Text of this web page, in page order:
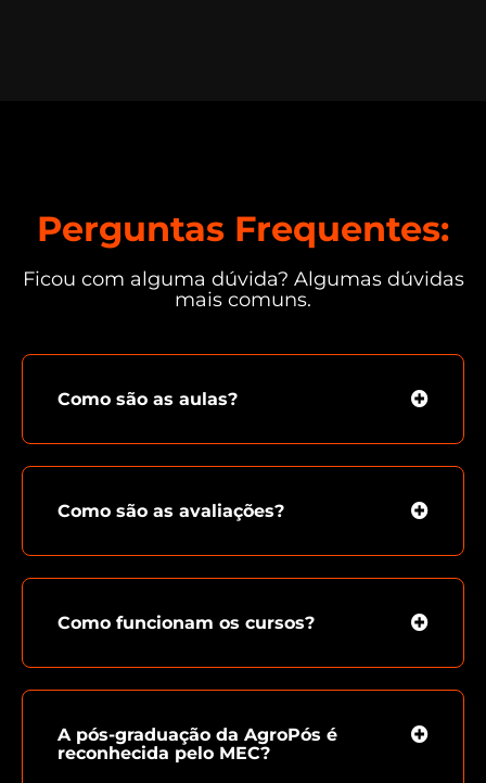
Perguntas Frequentes:
Ficou com alguma dúvida? Algumas dúvidas
mais comuns.
Como são as aulas?
Como são as avaliações?
Como funcionam os cursos?
A pós-graduação da AgroPós é
reconhecida pelo MEC?